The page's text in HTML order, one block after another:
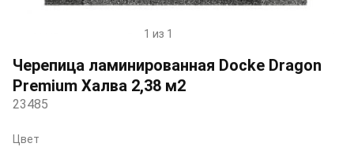
1
of
1
1 из 1
Черепица ламинированная Docke Dragon
Premium Халва 2,38 м2
23485
Цвет